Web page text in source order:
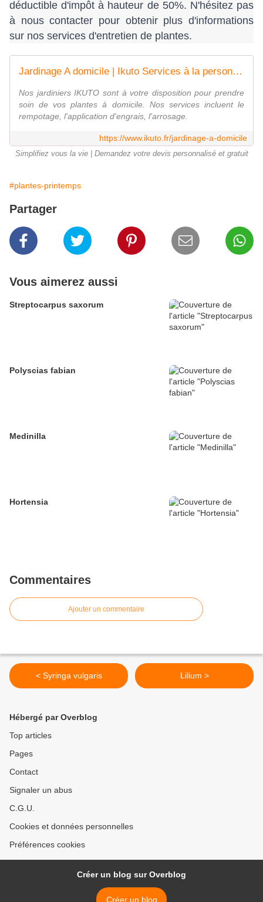
déductible d'impôt à hauteur de 50%. N'hésitez pas
à nous contacter pour obtenir plus d'informations
sur nos services d'entretien de plantes.
Jardinage A domicile | Ikuto Services à la personne | Paris 75013
Nos jardiniers IKUTO sont à votre disposition pour prendre
soin de vos plantes à domicile. Nos services incluent le
rempotage, l'application d'engrais, l'arrosage.
https://www.ikuto.fr/jardinage-a-domicile
Simplifiez vous la vie | Demandez votre devis personnalisé et gratuit
#plantes-printemps
Partager
Vous aimerez aussi
Streptocarpus saxorum
Polyscias fabian
Medinilla
Hortensia
Commentaires
Ajouter un commentaire
< Syringa vulgaris Lilium >
Hébergé par Overblog
Top articles
Pages
Contact
Signaler un abus
C.G.U.
Cookies et données personnelles
Préférences cookies
Créer un blog sur Overblog
Créer un blog